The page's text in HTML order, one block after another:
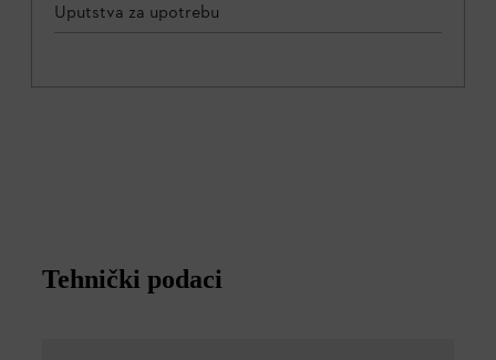
Uputstva za upotrebu
Tehnički podaci